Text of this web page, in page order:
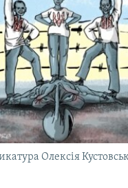
КРИМУ
Олексія